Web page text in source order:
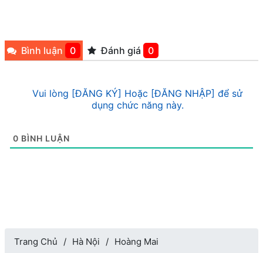
Bình luận 0 Đánh giá 0
Vui lòng [ĐĂNG KÝ] Hoặc [ĐĂNG NHẬP] để sử
dụng chức năng này.
0 BÌNH LUẬN
Trang Chủ Hà Nội Hoàng Mai